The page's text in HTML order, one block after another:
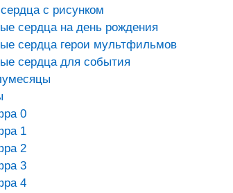
с рисунком
сердца на день рождения
сердца герои мультфильмов
сердца для события
0
1
2
3
4